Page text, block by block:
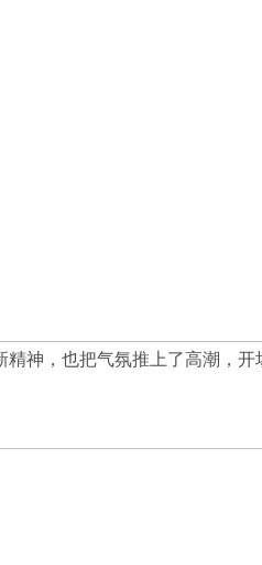
神，也把气氛推上了高潮，